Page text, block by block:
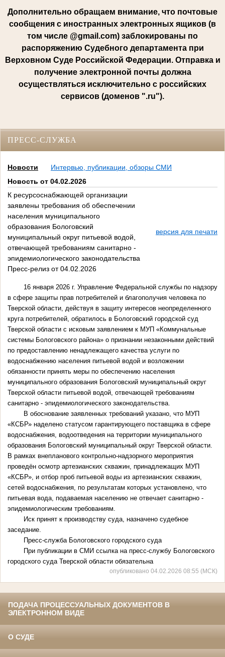
Дополнительно обращаем внимание, что почтовые
сообщения с иностранных электронных ящиков (в
том числе @gmail.com) заблокированы по
распоряжению Судебного департамента при
Верховном Суде Российской Федерации. Отправка и
получение электронной почты должна
осуществляться исключительно с российских
сервисов (доменов ".ru").
ПРЕСС-СЛУЖБА
Новости
Интервью, публикации, обзоры СМИ
Новость от 04.02.2026
К ресурсоснабжающей организации
заявлены требования об обеспечении
населения муниципального
образования Бологовский
муниципальный округ питьевой водой,
отвечающей требованиям санитарно -
эпидемиологического законодательства
Пресс-релиз от 04.02.2026
версия для печати
16 января 2026 г. Управление Федеральной службы по надзору
в сфере защиты прав потребителей и благополучия человека по
Тверской области, действуя в защиту интересов неопределенного
круга потребителей, обратилось в Бологовский городской суд
Тверской области с исковым заявлением к МУП «Коммунальные
системы Бологовского района» о признании незаконными действий
по предоставлению ненадлежащего качества услуги по
водоснабжению населения питьевой водой и возложении
обязанности принять меры по обеспечению населения
муниципального образования Бологовский муниципальный округ
Тверской области питьевой водой, отвечающей требованиям
санитарно - эпидемиологического законодательства.
В обоснование заявленных требований указано, что МУП
«КСБР» наделено статусом гарантирующего поставщика в сфере
водоснабжения, водоотведения на территории муниципального
образования Бологовский муниципальный округ Тверской области.
В рамках внепланового контрольно-­надзорного мероприятия
проведён осмотр артезианских скважин, принадлежащих МУП
«КСБР», и отбор проб питьевой воды из артезианских скважин,
сетей водоснабжения, по результатам которых установлено, что
питьевая вода, подаваемая населению не отвечает санитарно -
эпидемиологическим требованиям.
Иск принят к производству суда, назначено судебное
заседание.
Пресс-служба Бологовского городского суда
При публикации в СМИ ссылка на пресс-службу Бологовского
городского суда Тверской области обязательна
опубликовано 04.02.2026 08:55 (МСК)
ПОДАЧА ПРОЦЕССУАЛЬНЫХ ДОКУМЕНТОВ В
ЭЛЕКТРОННОМ ВИДЕ
О СУДЕ